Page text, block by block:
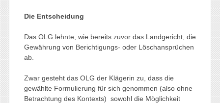
Die Entscheidung
Das OLG lehnte, wie bereits zuvor das Landgericht, die
Gewährung von Berichtigungs- oder Löschansprüchen
ab.
Zwar gesteht das OLG der Klägerin zu, dass die
gewählte Formulierung für sich genommen (also ohne
Betrachtung des Kontexts) sowohl die Möglichkeit